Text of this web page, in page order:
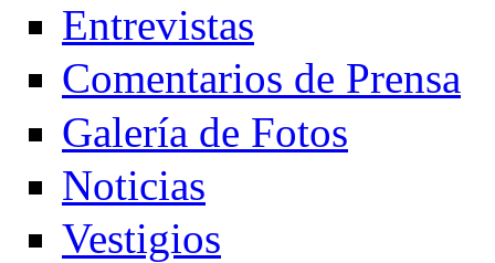
Entrevistas
Comentarios de Prensa
Galería de Fotos
Noticias
Vestigios